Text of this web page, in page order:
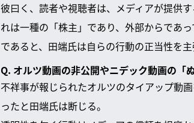
彼曰く、読者や視聴者は、メディアが提供
れは一種の「株主」であり、外部からであ
であると、田端氏は自らの行動の正当性を主
Q. オルツ動画の非公開やニデック動画の「
不祥事が報じられたオルツのタイアップ動
ったと田端氏は断じる。